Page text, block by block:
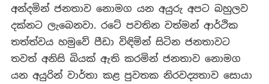
අන්දමින් ජනතාව නොමග යන අයුරු අපට බහුලව
දක්නට ලැබෙනවා. රටේ පවතින වත්මන් ආර්ථික
තත්ත්වය හමුවේ පීඩා විඳිමින් සිටින ජනතාවට
තවත් අනිසි බියක් ඇති කරමින් ජනතාව නොමග
යන අයුරින් වාර්තා කළ පුවතක නිරවද්‍යතාව සොයා